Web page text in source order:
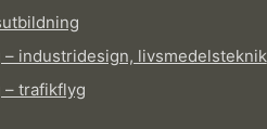
industridesign, livsmedelsteknik
– trafikflyg